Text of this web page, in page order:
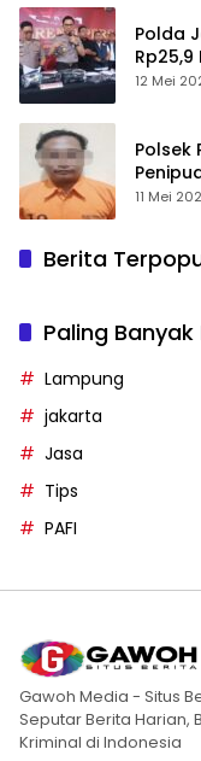
Polda
12 Mei
Polsek
11 Mei
Berita
Paling
Lampung
jakarta
Jasa
Tips
PAFI
Gawoh Media - Situs
Seputar Berita Harian,
Kriminal di Indonesia